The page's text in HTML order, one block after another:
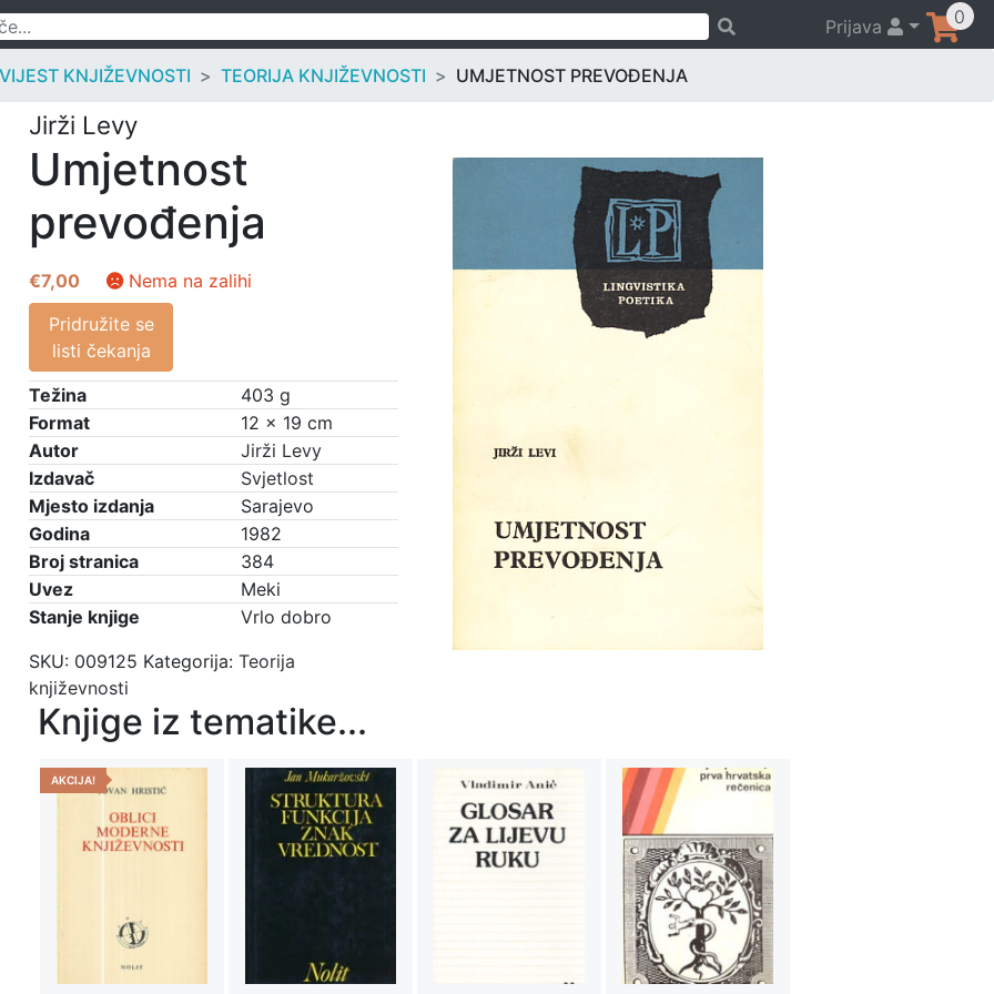
Prijava 0
KNJIŽEVNOSTI TEORIJA KNJIŽEVNOSTI UMJETNOST PREVOĐENJA
Jirži Levy
Umjetnost
prevođenja
€7,00
Nema na zalihi
Pridružite se
listi čekanja
Težina
403 g
Format
12 × 19 cm
Autor
Jirži Levy
Izdavač
Svjetlost
Mjesto izdanja
Sarajevo
Godina
1982
Broj stranica
384
Uvez
Meki
Stanje knjige
Vrlo dobro
SKU: 009125 Kategorija: Teorija
književnosti
Knjige iz tematike...
AKCIJA!